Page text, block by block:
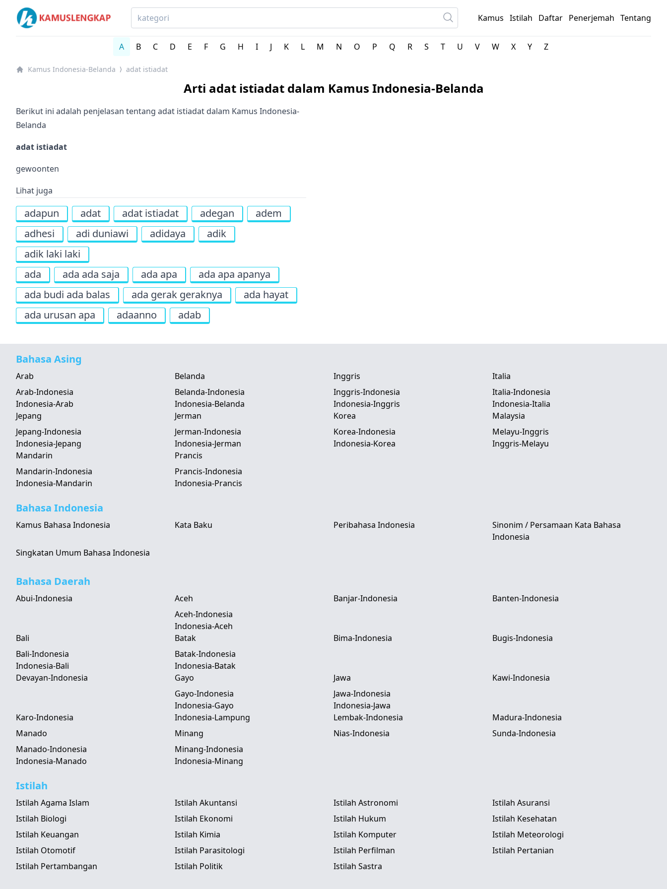
Kamus Lengkap Indonesia-Belanda - Kamus Bahasa Belanda
Kamus Istilah Daftar Penerjemah Tentang
A B C D E F G H I J K L M N O P Q R S T U V W X Y Z
Kamus Indonesia-Belanda ⟩ adat istiadat
Arti adat istiadat dalam Kamus Indonesia-Belanda
Berikut ini adalah penjelasan tentang adat istiadat dalam Kamus Indonesia-
Belanda
adat istiadat
gewoonten
Lihat juga
adapun adat adat istiadat adegan
adem
adhesi
adi duniawi adidaya
adik
adik laki laki
ada
ada ada saja ada apa
ada apa apanya
ada budi ada balas
ada gerak geraknya
ada hayat
ada urusan apa
adaanno adab
Bahasa Asing
Arab
Arab-Indonesia
Indonesia-Arab
Belanda
Belanda-Indonesia
Indonesia-Belanda
Inggris
Inggris-Indonesia
Indonesia-Inggris
Italia
Italia-Indonesia
Indonesia-Italia
Jepang
Jepang-Indonesia
Indonesia-Jepang
Jerman
Jerman-Indonesia
Indonesia-Jerman
Korea
Korea-Indonesia
Indonesia-Korea
Malaysia
Melayu-Inggris
Inggris-Melayu
Mandarin
Mandarin-Indonesia
Indonesia-Mandarin
Prancis
Prancis-Indonesia
Indonesia-Prancis
Bahasa Indonesia
Kamus Bahasa Indonesia Kata Baku Peribahasa Indonesia
Sinonim / Persamaan Kata Bahasa
Indonesia
Singkatan Umum Bahasa Indonesia
Bahasa Daerah
Abui-Indonesia
Aceh
Aceh-Indonesia
Indonesia-Aceh
Banjar-Indonesia Banten-Indonesia
Bali
Bali-Indonesia
Indonesia-Bali
Batak
Batak-Indonesia
Indonesia-Batak
Bima-Indonesia Bugis-Indonesia
Devayan-Indonesia
Gayo
Gayo-Indonesia
Indonesia-Gayo
Jawa
Jawa-Indonesia
Indonesia-Jawa
Kawi-Indonesia
Karo-Indonesia Indonesia-Lampung Lembak-Indonesia
Madura-Indonesia
Manado
Manado-Indonesia
Indonesia-Manado
Minang
Minang-Indonesia
Indonesia-Minang
Nias-Indonesia Sunda-Indonesia
Istilah
Istilah Agama Islam Istilah Akuntansi Istilah Astronomi
Istilah Asuransi
Istilah Biologi
Istilah Ekonomi Istilah Hukum
Istilah Kesehatan
Istilah Keuangan
Istilah Kimia Istilah Komputer
Istilah Meteorologi
Istilah Otomotif
Istilah Parasitologi Istilah Perfilman
Istilah Pertanian
Istilah Pertambangan
Istilah Politik Istilah Sastra